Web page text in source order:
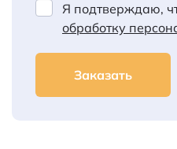
Я подтверждаю,
обработку
Заказать